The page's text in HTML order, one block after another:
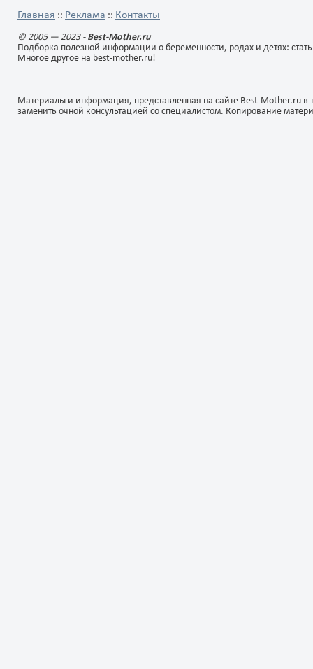
Главная :: Реклама :: Контакты
© 2005 — 2023 - Best-Mother.ru
Подборка полезной информации о беременности, родах и детях:
Многое другое на best-mother.ru!
Материалы и информация, представленная на сайте Best-Mother.ru
заменить очной консультацией со специалистом. Копирование